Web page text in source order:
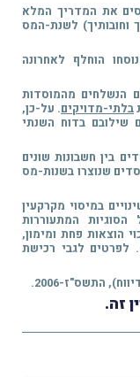
רשות המסים את המדריך המלא
וחובותיך) לשנת-המס
הוחלף לאחרונה
הנשלחים מהמוסדות
בלתי-מדויקים. על-כן,
שילובם בדוח השנתי
בין חשבונות שונים
שנוצרו בשנות-מס
שעות בנושא השינויים במיסוי מקרקעין
המתעוררות
הוצאות פחת ומימון,
לגבי רכישת
התשס"ז-2006.
זה.